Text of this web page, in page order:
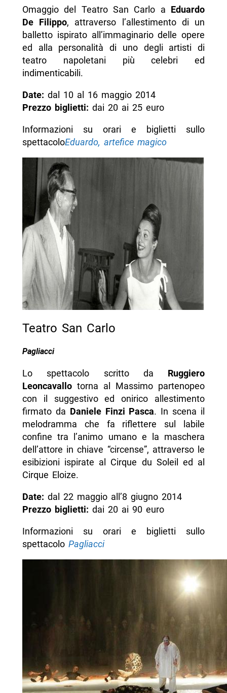
Omaggio del Teatro San Carlo a Eduardo
De Filippo, attraverso l’allestimento di un
balletto ispirato all’immaginario delle opere
ed alla personalità di uno degli artisti di
teatro napoletani più celebri ed
indimenticabili.
Date: dal 10 al 16 maggio 2014
Prezzo biglietti: dai 20 ai 25 euro
Informazioni su orari e biglietti sullo
spettacoloEduardo, artefice magico
Teatro San Carlo
Pagliacci
Lo spettacolo scritto da Ruggiero
Leoncavallotorna al Massimo partenopeo
con il suggestivo ed onirico allestimento
firmato da Daniele Finzi Pasca. In scena il
melodramma che fa riflettere sul labile
confine tra l’animo umano e la maschera
dell’attore in chiave “circense”, attraverso le
esibizioni ispirate al Cirque du Soleil ed al
Cirque Eloize.
Date: dal 22 maggio all’8 giugno 2014
Prezzo biglietti: dai 20 ai 90 euro
Informazioni su orari e biglietti sullo
spettacolo Pagliacci